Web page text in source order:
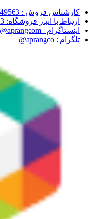
کارشناس فروش : 09134849563
ارتباط با انبار فروشگاه: 09134849563
اینستاگرام : aprangcom@
تلگرام : aprangco@